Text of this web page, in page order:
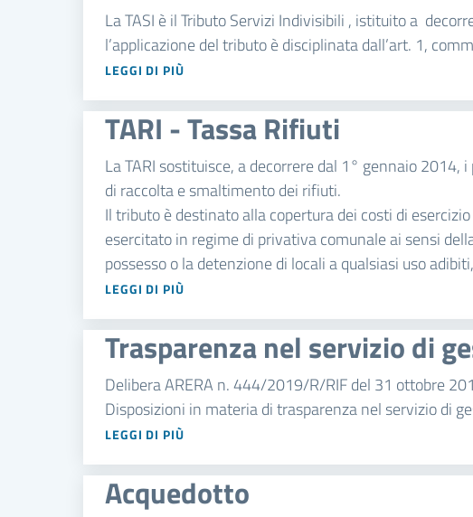
La TASI è il Tributo Servizi Indivisibili , istituito a
l’applicazione del tributo è disciplinata dall’art. 1,
LEGGI DI PIÙ
TARI - Tassa Rifiuti
La TARI sostituisce, a decorrere dal 1° gennaio
di raccolta e smaltimento dei rifiuti.
Il tributo è destinato alla copertura dei costi di
esercitato in regime di privativa comunale ai sensi
possesso o la detenzione di locali a qualsiasi uso
LEGGI DI PIÙ
Trasparenza nel servizio di
Delibera ARERA n. 444/2019/R/RIF del 31 ottobre
Disposizioni in materia di trasparenza nel servizio di
LEGGI DI PIÙ
Acquedotto